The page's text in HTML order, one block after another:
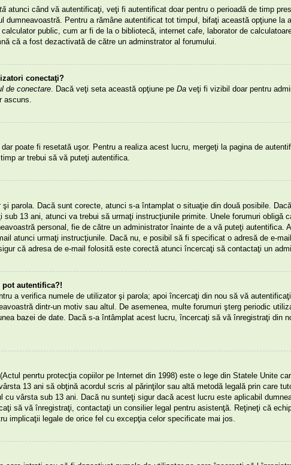
atunci când vă autentificaţi, veţi fi autentificat doar pentru o perioadă de timp
Pentru a rămâne autentificat tot timpul, bifaţi această opţiune la
public, cum ar fi de la o bibliotecă, internet cafe, laborator de
că a fost dezactivată de către un adminstrator al forumului.
conectaţi?
de conectare. Dacă veţi seta această opţiune pe Daveţi fi vizibil doar pentru
ascuns.
poate fi resetată uşor. Pentru a realiza acest lucru, mergeţi la pagina de
ar trebui să vă puteţi autentifica.
parola. Dacă sunt corecte, atunci s-a întamplat o situaţie din două posibile.
13 ani, atunci va trebui să urmaţi instrucţiunile primite. Unele forumuri obligă
personal, fie de către un administrator înainte de a vă puteţi autentifica.
atunci urmaţi instrucţiunile. Dacă nu, e posibil să fi specificat o adresă de e-
că adresa de e-mail folosită este corectă atunci încercaţi să contactaţi un
autentifica?!
a verifica numele de utilizator şi parola; apoi încercaţi din nou să vă
dintr-un motiv sau altul. De asemenea, multe forumuri şterg periodic
bazei de date. Dacă s-a întâmplat acest lucru, încercaţi să vă înregistraţi din
penrtu protecţia copiilor pe Internet din 1998) este o lege din Statele Unite
13 ani să obţină acordul scris al părinţilor sau altă metodă legală prin care
cu vârsta sub 13 ani. Dacă nu sunteţi sigur dacă acest lucru este aplicabil
să vă înregistraţi, contactaţi un consilier legal pentru asistenţă. Reţineţi că
implicaţii legale de orice fel cu excepţia celor specificate mai jos.